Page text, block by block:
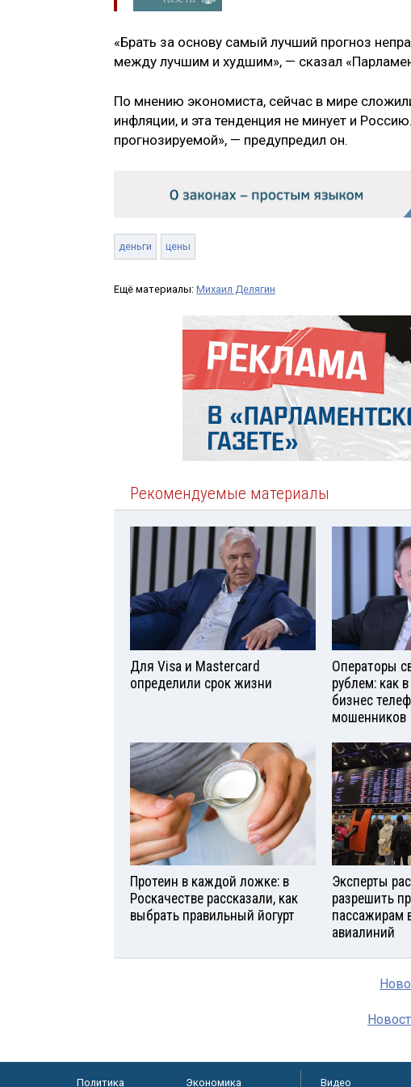
«Брать за основу самый лучший прогноз
между лучшим и худшим», — сказал
По мнению экономиста, сейчас в мире
инфляции, и эта тенденция не минует и
прогнозируемой», — предупредил он.
деньги цены
Ещё материалы: Михаил Делягин
Рекомендуемые материалы
Для Visа и Mastercard
определили срок жизни
Операторы
рублем: как
бизнес
мошенников
Протеин в каждой ложке: в
Роскачестве рассказали, как
выбрать правильный йогурт
Эксперты
разрешить
пассажирам
авиалиний
Политика Экономика Видео